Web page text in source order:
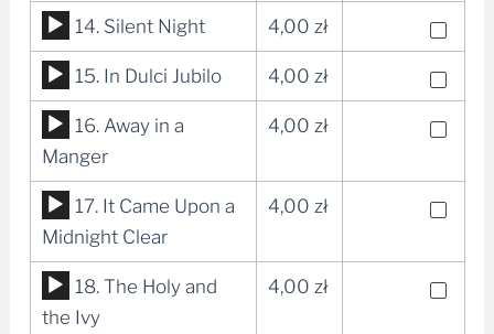
dźwiękowych
Odtwarzacz
plików
dźwiękowych
14. Silent Night 4,00 zł
Odtwarzacz
plików
dźwiękowych
15. In Dulci Jubilo 4,00 zł
Odtwarzacz
plików
dźwiękowych
16. Away in a
Manger
4,00 zł
Odtwarzacz
plików
dźwiękowych
17. It Came Upon a
Midnight Clear
4,00 zł
Odtwarzacz
plików
18. The Holy and
the Ivy
4,00 zł